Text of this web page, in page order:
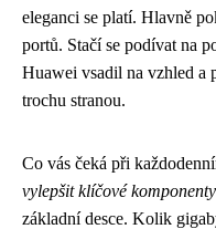
eleganci se platí. Hlavně
portů. Stačí se podívat na
Huawei vsadil na vzhled a
trochu stranou.
Co vás čeká při
vylepšit klíčové komponenty
základní desce. Kolik